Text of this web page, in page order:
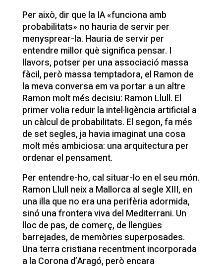
Per això, dir que la IA «funciona amb
probabilitats» no hauria de servir per
menysprear-la. Hauria de servir per
entendre millor què significa pensar. I
llavors, potser per una associació massa
fàcil, però massa temptadora, el Ramon de
la meva conversa em va portar a un altre
Ramon molt més decisiu: Ramon Llull. El
primer volia reduir la intel·ligència artificial a
un càlcul de probabilitats. El segon, fa més
de set segles, ja havia imaginat una cosa
molt més ambiciosa: una arquitectura per
ordenar el pensament.
Per entendre-ho, cal situar-lo en el seu món.
Ramon Llull neix a Mallorca al segle XIII, en
una illa que no era una perifèria adormida,
sinó una frontera viva del Mediterrani. Un
lloc de pas, de comerç, de llengües
barrejades, de memòries superposades.
Una terra cristiana recentment incorporada
a la Corona d’Aragó, però encara